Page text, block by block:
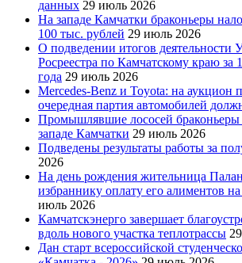
данных 29 июль 2026
На западе Камчатки браконьеры
100 тыс. рублей 29 июль 2026
О подведении итогов деятельности
Росреестра по Камчатскому краю за
года 29 июль 2026
Mercedes-Benz и Toyota: на аукцион
очередная партия автомобилей
Промышлявшие лососей браконьеры
западе Камчатки 29 июль 2026
Подведены результаты работы за
2026
На день рождения жительница
избраннику оплату его алиментов
июль 2026
Камчатскэнерго завершает
вдоль нового участка теплотрассы
Дан старт всероссийской